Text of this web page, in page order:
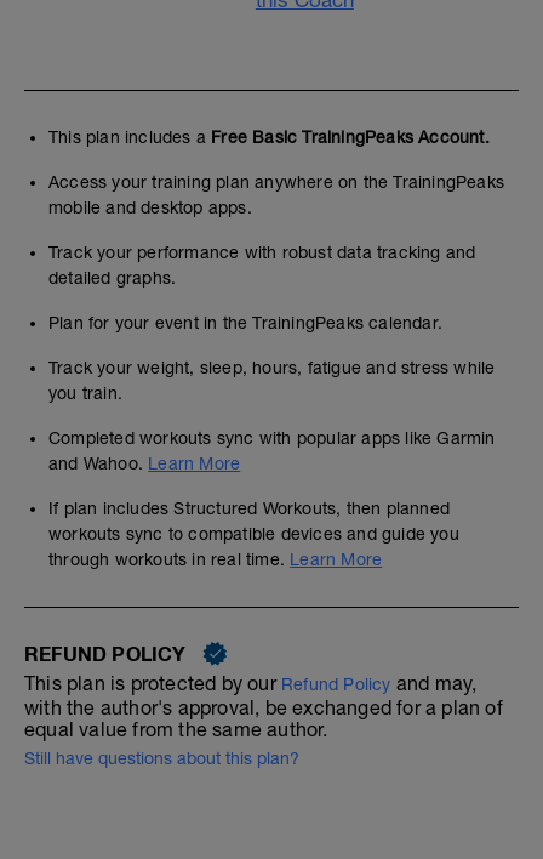
This plan includes a Free Basic TrainingPeaks Account.
Access your training plan anywhere on the TrainingPeaks
mobile and desktop apps.
Track your performance with robust data tracking and
detailed graphs.
Plan for your event in the TrainingPeaks calendar.
Track your weight, sleep, hours, fatigue and stress while
you train.
Completed workouts sync with popular apps like Garmin
and Wahoo. Learn More
If plan includes Structured Workouts, then planned
workouts sync to compatible devices and guide you
through workouts in real time. Learn More
REFUND POLICY
This plan is protected by our Refund Policy and may,
with the author's approval, be exchanged for a plan of
equal value from the same author.
Still have questions about this plan?